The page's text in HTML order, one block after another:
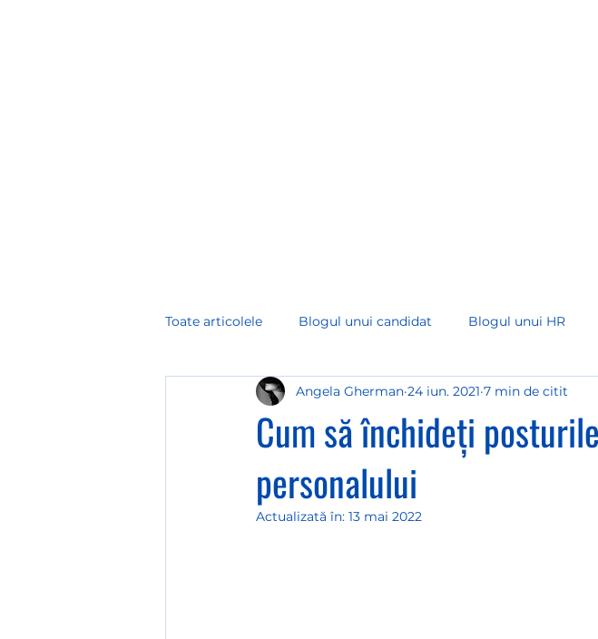
Toate articolele Blogul unui candidat Blogul unui HR
Cum să închideți
personalului
Angela Gherman 24 iun. 2021 7 min de citit
Actualizată în: 13 mai 2022